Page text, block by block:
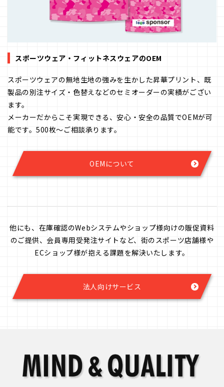
スポーツウェア・フィットネスウェアのOEM
スポーツウェアの無地生地の強みを生かした昇華プリント、既
製品の別注サイズ・色替えなどのセミオーダーの実績がござい
ます。
メーカーだからこそ実現できる、安心・安全の品質でOEMが可
能です。500枚～ご相談承ります。
OEMについて
他にも、在庫確認のWebシステムやショップ様向けの販促資料
のご提供、会員専用受発注サイトなど、 街のスポーツ店舗様や
ECショップ様が抱える課題を解決いたします。
法人向けサービス